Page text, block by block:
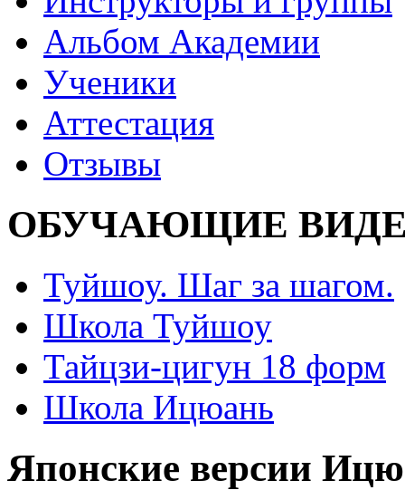
Альбом Академии
Ученики
Аттестация
Отзывы
ОБУЧАЮЩИЕ
Туйшоу. Шаг за шагом.
Школа Туйшоу
Тайцзи-цигун 18 форм
Школа Ицюань
Японские версии